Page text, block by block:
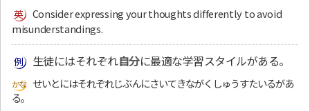
Consider expressing your thoughts differently to avoid
misunderstandings.
生徒にはそれぞれ自分に最適な学習スタイルがある。
せいとにはそれぞれじぶんにさいてきながくしゅうすたいるがあ
る。